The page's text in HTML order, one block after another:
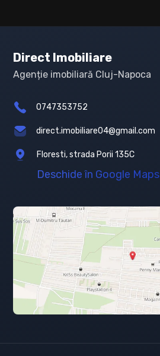
Direct Imobiliare
Agenție imobiliară Cluj-Napoca
0747353752
direct.imobiliare04@gmail.com
Floresti, strada Porii 135C
Deschide în Google Maps